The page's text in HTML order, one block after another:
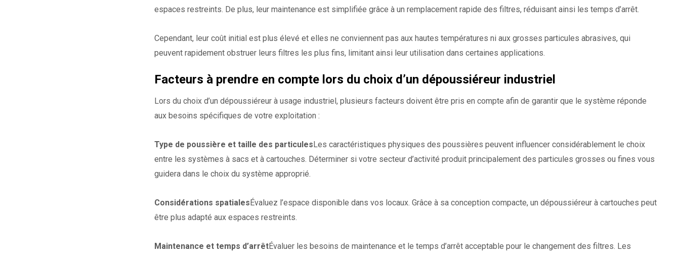
espaces restreints. De plus, leur maintenance est simplifiée grâce à un remplacement rapide des filtres, réduisant ainsi les temps d’arrêt.
Cependant, leur coût initial est plus élevé et elles ne conviennent pas aux hautes températures ni aux grosses particules abrasives, qui
peuvent rapidement obstruer leurs filtres les plus fins, limitant ainsi leur utilisation dans certaines applications.
Facteurs à prendre en compte lors du choix d’un dépoussiéreur industriel
Lors du choix d’un dépoussiéreur à usage industriel, plusieurs facteurs doivent être pris en compte afin de garantir que le système réponde
aux besoins spécifiques de votre exploitation :
Type de poussière et taille des particulesLes caractéristiques physiques des poussières peuvent influencer considérablement le choix
entre les systèmes à sacs et à cartouches. Déterminer si votre secteur d’activité produit principalement des particules grosses ou fines vous
guidera dans le choix du système approprié.
Considérations spatialesÉvaluez l’espace disponible dans vos locaux. Grâce à sa conception compacte, un dépoussiéreur à cartouches peut
être plus adapté aux espaces restreints.
Maintenance et temps d’arrêtÉvaluer les besoins de maintenance et le temps d’arrêt acceptable pour le changement des filtres. Les